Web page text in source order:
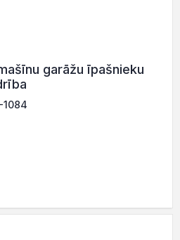
garāžu īpašnieku
1084